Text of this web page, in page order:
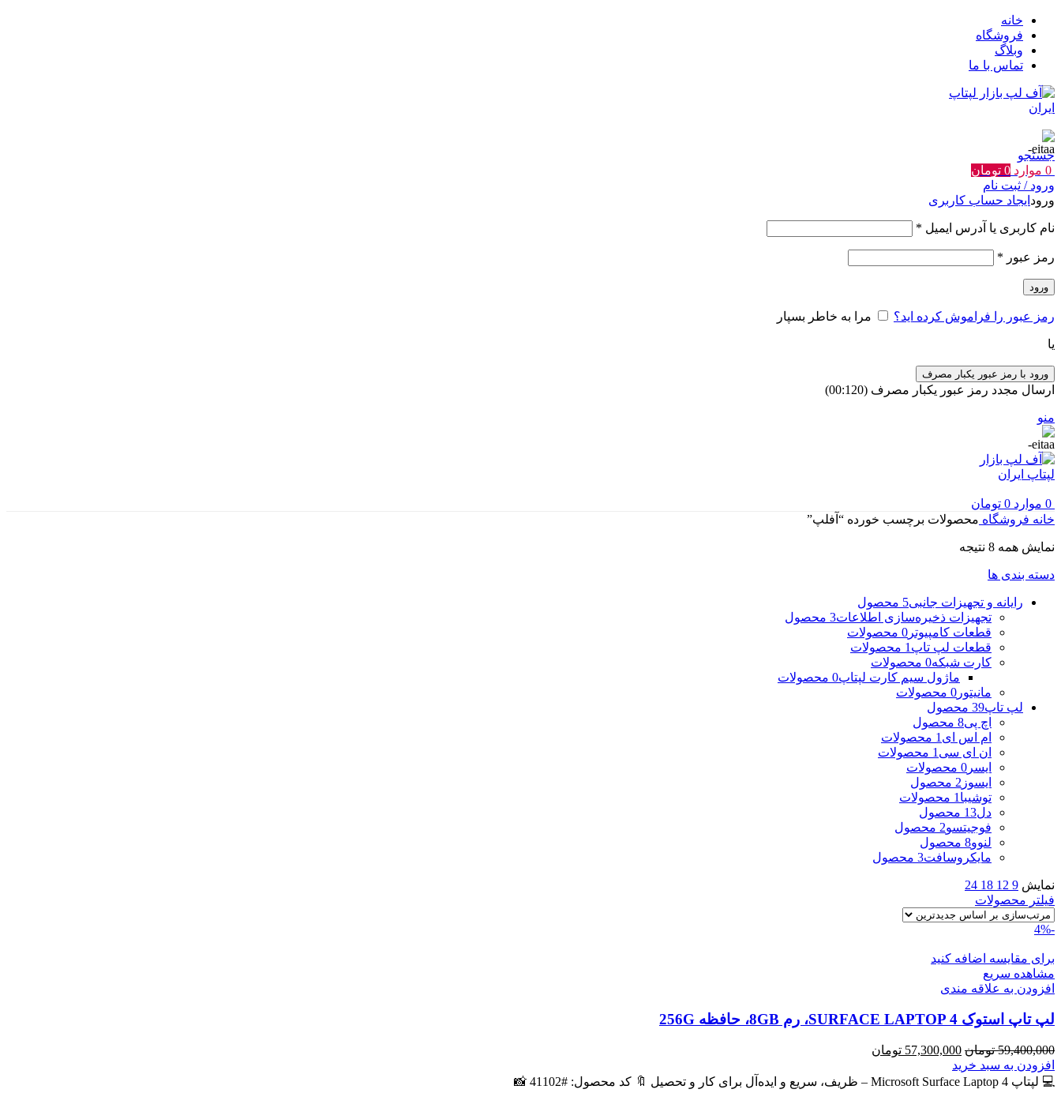
خانه
فروشگاه
وبلاگ
تماس با ما
جستجو
0 موارد 0 تومان
ورود / ثبت نام
ورود ایجاد حساب کاربری
نام کاربری یا آدرس ایمیل *
رمز عبور *
ورود
رمز عبور را فراموش کرده اید؟ مرا به خاطر بسپار
یا
ورود با رمز عبور یکبار مصرف
ارسال مجدد رمز عبور یکبار مصرف (00:
120
)
منو
0 موارد 0 تومان
خانه فروشگاه محصولات برچسب خورده “آفلپ”
نمایش همه 8 نتیجه
دسته بندی ها
رایانه و تجهیزات جانبی5 محصول
تجهیزات ذخیره‌سازی اطلاعات3 محصول
قطعات کامپیوتر 0 محصولات
قطعات لپ تاپ 1 محصولات
کارت شبکه0 محصولات
ماژول سیم کارت لپتاپ0 محصولات
مانیتور 0 محصولات
لپ تاپ39 محصول
اچ پی8 محصول
ام اس ای 1 محصولات
ان ای سی 1 محصولات
ایسر 0 محصولات
ایسوز 2 محصول
توشیبا 1 محصولات
دل13 محصول
فوجیتسو2 محصول
لنوو8 محصول
مایکروسافت3 محصول
نمایش 9
12
18
24
فیلتر محصولات
-4%
برای مقایسه اضافه کنید
مشاهده سریع
افزودن به علاقه مندی
لپ تاپ استوک SURFACE LAPTOP 4، رم 8GB، حافظه 256G
59,400,000 تومان قیمت
اصلی
59,400,000 تومان
57,300,000 تومان
57,300,000 تومان
افزودن به سبد خرید
💻 لپتاپ Microsoft Surface Laptop 4 – ظریف، سریع و ایده‌آل برای کار و تحصیل 🔖 کد محصول: #41102 📸